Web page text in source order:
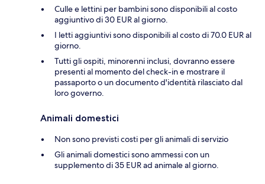
Culle e lettini per bambini sono disponibili al costo
aggiuntivo di 30 EUR al giorno.
I letti aggiuntivi sono disponibili al costo di 70.0 EUR al
giorno.
Tutti gli ospiti, minorenni inclusi, dovranno essere
presenti al momento del check-in e mostrare il
passaporto o un documento d'identità rilasciato dal
loro governo.
Animali domestici
Non sono previsti costi per gli animali di servizio
Gli animali domestici sono ammessi con un
supplemento di 35 EUR ad animale al giorno.